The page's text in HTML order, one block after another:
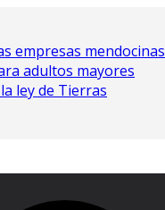
empresas mendocinas
adultos mayores
ley de Tierras